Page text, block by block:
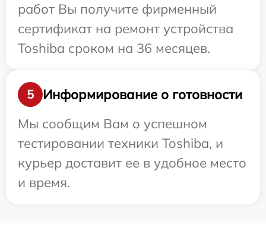
работ Вы получите фирменный
сертификат на ремонт устройства
Toshiba сроком на 36 месяцев.
5
Информирование о готовности
Мы сообщим Вам о успешном
тестировании техники Toshiba, и
курьер доставит ее в удобное место
и время.